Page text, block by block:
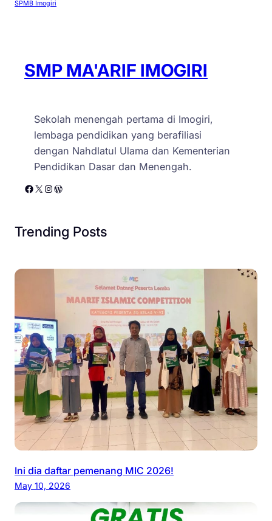
SPMB Imogiri
SMP MA'ARIF IMOGIRI
Sekolah menengah pertama di Imogiri,
lembaga pendidikan yang berafiliasi
dengan Nahdlatul Ulama dan Kementerian
Pendidikan Dasar dan Menengah.
Facebook X Instagram WordPress
Trending Posts
Ini dia daftar pemenang MIC 2026!
May 10, 2026